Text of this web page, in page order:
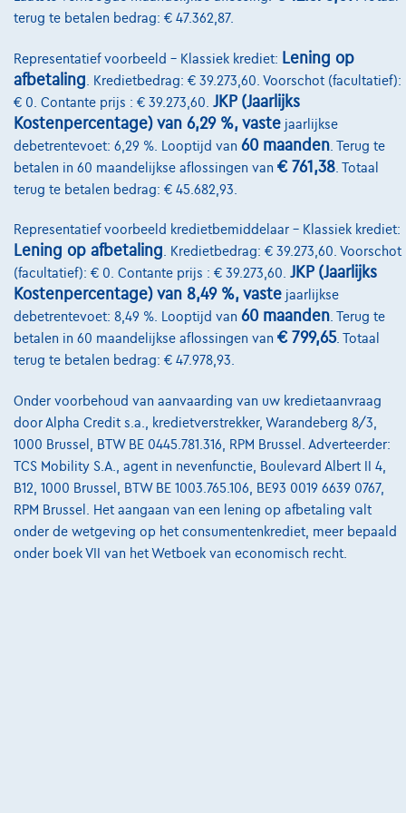
terug te betalen bedrag: € 47.362,87.
Representatief voorbeeld – Klassiek krediet: Lening op
afbetaling . Kredietbedrag: € 39.273,60. Voorschot (facultatief):
€ 0. Contante prijs : € 39.273,60. JKP (Jaarlijks
Kostenpercentage) van 6,29 %, vaste jaarlijkse
debetrentevoet: 6,29 %. Looptijd van 60 maanden . Terug te
betalen in 60 maandelijkse aflossingen van € 761,38 . Totaal
terug te betalen bedrag: € 45.682,93.
Representatief voorbeeld kredietbemiddelaar – Klassiek krediet:
Lening op afbetaling. Kredietbedrag: € 39.273,60. Voorschot
(facultatief): € 0. Contante prijs : € 39.273,60. JKP (Jaarlijks
Kostenpercentage) van 8,49 %, vaste jaarlijkse
debetrentevoet: 8,49 %. Looptijd van 60 maanden. Terug te
betalen in 60 maandelijkse aflossingen van € 799,65. Totaal
terug te betalen bedrag: € 47.978,93.
Onder voorbehoud van aanvaarding van uw kredietaanvraag
door Alpha Credit s.a., kredietverstrekker, Warandeberg 8/3,
1000 Brussel, BTW BE 0445.781.316, RPM Brussel. Adverteerder:
TCS Mobility S.A., agent in nevenfunctie, Boulevard Albert II 4,
B12, 1000 Brussel, BTW BE 1003.765.106, BE93 0019 6639 0767,
RPM Brussel. Het aangaan van een lening op afbetaling valt
onder de wetgeving op het consumentenkrediet, meer bepaald
onder boek VII van het Wetboek van economisch recht.
Autoverzekering
Lease en persoonlijke lease
Over Ons
Word klant
Wie zijn we
Onze dealers
Onze partners
Onze team
Contact
@2024 TCS Mobility SA/NV Copyright
Algemene Voorwaarden
Bijstandsvoorwaarden
Privacyverklaring